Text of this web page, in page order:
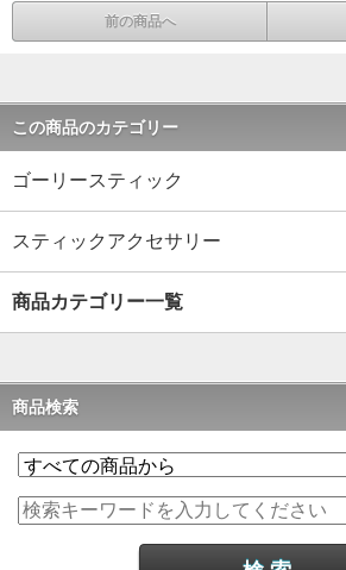
前の商品へ
この商品のカテゴリー
ゴーリースティック
スティックアクセサリー
商品カテゴリー一覧
商品検索